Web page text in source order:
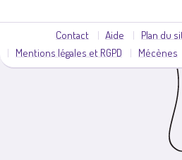
Contact Aide Plan du
Mentions légales et RGPD
Mécènes